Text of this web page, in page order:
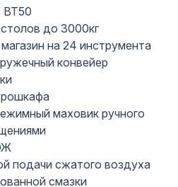
до 3000кг
на 24 инструмента
конвейер
маховик ручного
подачи сжатого воздуха
смазки